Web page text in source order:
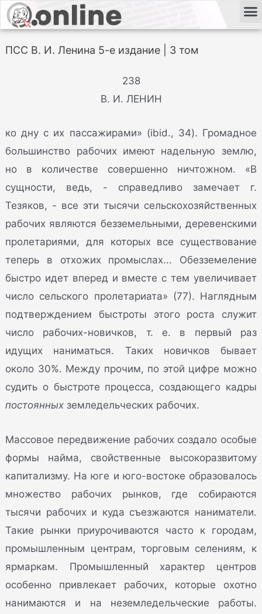
ПСС В. И. Ленина 5-е издание | 3 том
238
В. И. ЛЕНИН
ко дну с их пассажирами» (ibid., 34). Громадное
большинство рабочих имеют надельную землю,
но в количестве совершенно ничтожном. «В
сущности, ведь, - справедливо замечает г.
Тезяков, - все эти тысячи сельскохозяйственных
рабочих являются безземельными, деревенскими
пролетариями, для которых все существование
теперь в отхожих промыслах... Обезземеление
быстро идет вперед и вместе с тем увеличивает
число сельского пролетариата» (77). Наглядным
подтверждением быстроты этого роста служит
число рабочих-новичков, т. е. в первый раз
идущих наниматься. Таких новичков бывает
около 30%. Между прочим, по этой цифре можно
судить о быстроте процесса, создающего кадры
постоянных земледельческих рабочих.
Массовое передвижение рабочих создало особые
формы найма, свойственные высокоразвитому
капитализму. На юге и юго-востоке образовалось
множество рабочих рынков, где собираются
тысячи рабочих и куда съезжаются наниматели.
Такие рынки приурочиваются часто к городам,
промышленным центрам, торговым селениям, к
ярмаркам. Промышленный характер центров
особенно привлекает рабочих, которые охотно
нанимаются и на неземледельческие работы.